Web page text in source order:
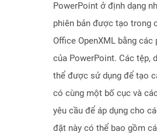
PowerPoint ở định dạng
phiên bản được tạo trong
Office OpenXML bằng các
của PowerPoint. Các tệp,
thể được sử dụng để tạo
có cùng một bố cục và
yêu cầu để áp dụng cho
đặt này có thể bao gồm